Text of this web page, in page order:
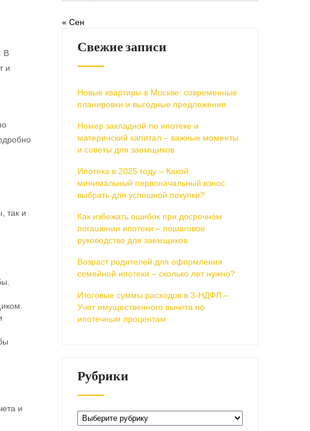
В
и
так и
и
« Сен
Свежие записи
Новые квартиры в Москве: современные
планировки и выгодные предложения
Номер закладной по ипотеке и
материнский капитал – важные моменты
и советы для заемщиков
Ипотека в 2025 году – Какой
минимальный первоначальный взнос
выбрать для успешной покупки?
Как избежать ошибок при досрочном
погашении ипотеки – пошаговое
руководство для заемщиков
Возраст родителей для оформления
семейной ипотеки – сколько лет нужно?
Итоговые суммы расходов в 3-НДФЛ –
Учет имущественного вычета по
ипотечным процентам
Рубрики
Рубрики